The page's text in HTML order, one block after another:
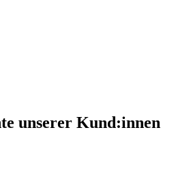
unserer Kund:innen